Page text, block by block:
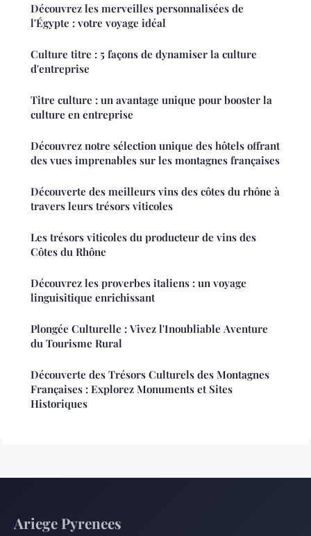
Découvrez les merveilles personnalisées de
l'Égypte : votre voyage idéal
Culture titre : 5 façons de dynamiser la culture
d'entreprise
Titre culture : un avantage unique pour booster la
culture en entreprise
Découvrez notre sélection unique des hôtels offrant
des vues imprenables sur les montagnes françaises
Découverte des meilleurs vins des côtes du rhône à
travers leurs trésors viticoles
Les trésors viticoles du producteur de vins des
Côtes du Rhône
Découvrez les proverbes italiens : un voyage
linguisitique enrichissant
Plongée Culturelle : Vivez l'Inoubliable Aventure
du Tourisme Rural
Découverte des Trésors Culturels des Montagnes
Françaises : Explorez Monuments et Sites
Historiques
Ariege Pyrenees